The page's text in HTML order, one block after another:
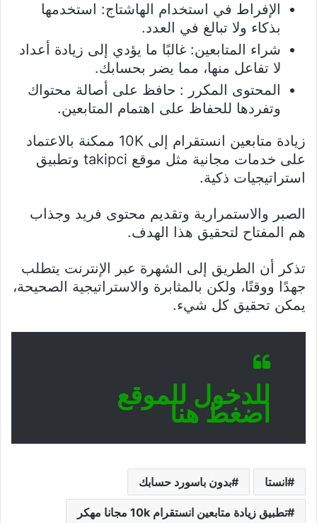
الإفراط في استخدام الهاشتاج: استخدمها
بذكاء ولا تبالغ في العدد.
شراء المتابعين: غالبًا ما يؤدي إلى زيادة أعداد
لا تفاعل منها، مما يضر بحسابك.
المحتوى المكرر : حافظ على أصالة محتواك
وتفردها للحفاظ على اهتمام المتابعين.
زيادة متابعين انستقرام إلى 10K ممكنة بالاعتماد
على خدمات مجانية مثل موقع takipci وتطبيق
استراتيجيات ذكية.
الصبر والاستمرارية وتقديم محتوى فريد وجذاب
هم المفتاح لتحقيق هذا الهدف.
تذكر أن الطريق إلى الشهرة عبر الإنترنت يتطلب
جهدًا ووقتًا، ولكن بالمثابرة والاستراتيجية الصحيحة،
يمكن تحقيق كل شيء.
للدخول للموقع
اضغط هنا
انستا بدون باسورد حسابك
تطبيق زيادة متابعين انستقرام 10k مجانا مهكر